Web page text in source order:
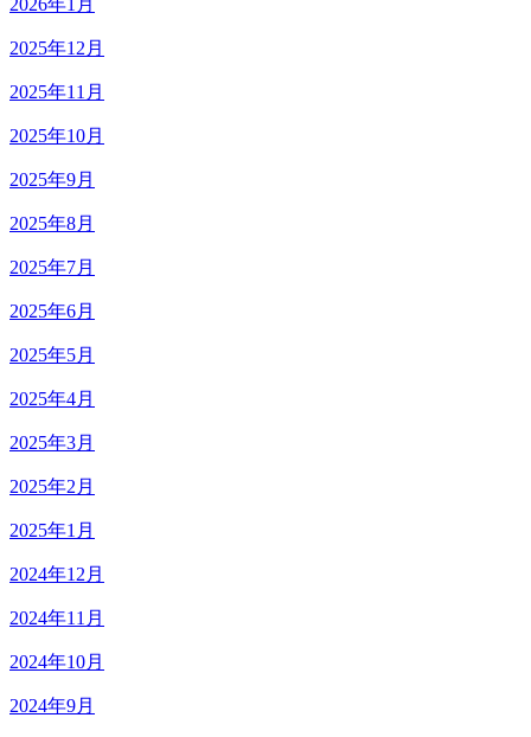
2026年1月
2025年12月
2025年11月
2025年10月
2025年9月
2025年8月
2025年7月
2025年6月
2025年5月
2025年4月
2025年3月
2025年2月
2025年1月
2024年12月
2024年11月
2024年10月
2024年9月